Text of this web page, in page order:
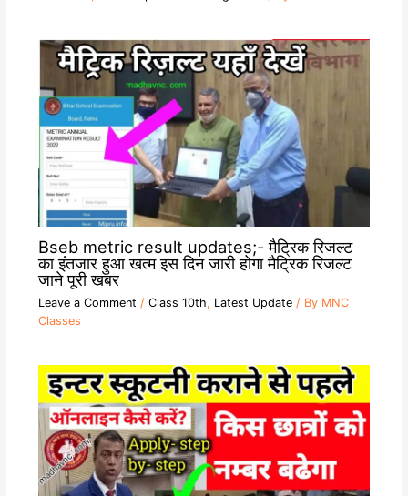
Bseb metric result updates;- मैट्रिक रिजल्ट
का इंतजार हुआ खत्म इस दिन जारी होगा मैट्रिक रिजल्ट
जाने पूरी खबर
Leave a Comment / Class 10th, Latest Update/ By MNC
Classes